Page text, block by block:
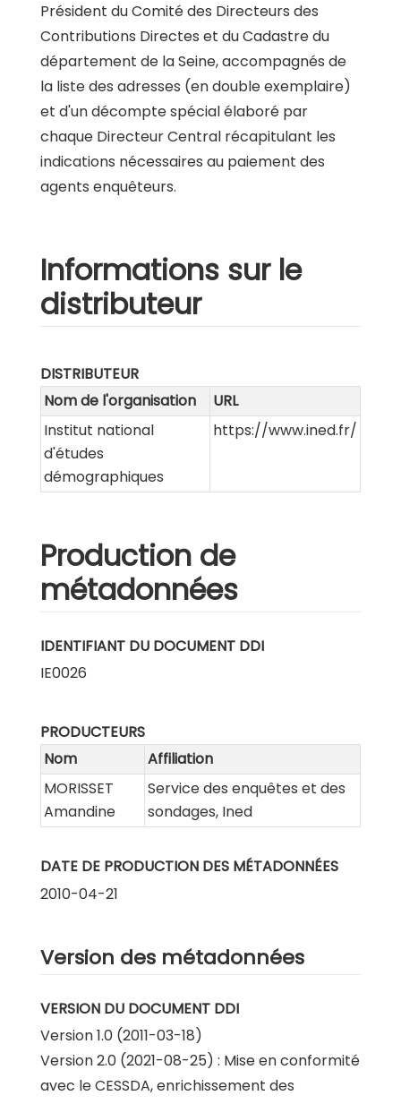
Président du Comité des Directeurs des
Contributions Directes et du Cadastre du
département de la Seine, accompagnés de
la liste des adresses (en double exemplaire)
et d'un décompte spécial élaboré par
chaque Directeur Central récapitulant les
indications nécessaires au paiement des
agents enquêteurs.
Informations sur le
distributeur
DISTRIBUTEUR
Nom de l'organisation
URL
Institut national
d'études
démographiques
https://www.ined.fr/
Production de
métadonnées
IDENTIFIANT DU DOCUMENT DDI
IE0026
PRODUCTEURS
Nom
Affiliation
MORISSET
Amandine
Service des enquêtes et des
sondages, Ined
DATE DE PRODUCTION DES MÉTADONNÉES
2010-04-21
Version des métadonnées
VERSION DU DOCUMENT DDI
Version 1.0 (2011-03-18)
Version 2.0 (2021-08-25) : Mise en conformité
avec le CESSDA, enrichissement des